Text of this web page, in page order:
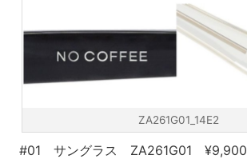
ZA261G01_14E2
#01 サングラス ZA261G01 ¥9,900